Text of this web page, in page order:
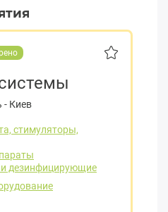
- Киев
стимуляторы,
дезинфицирующие